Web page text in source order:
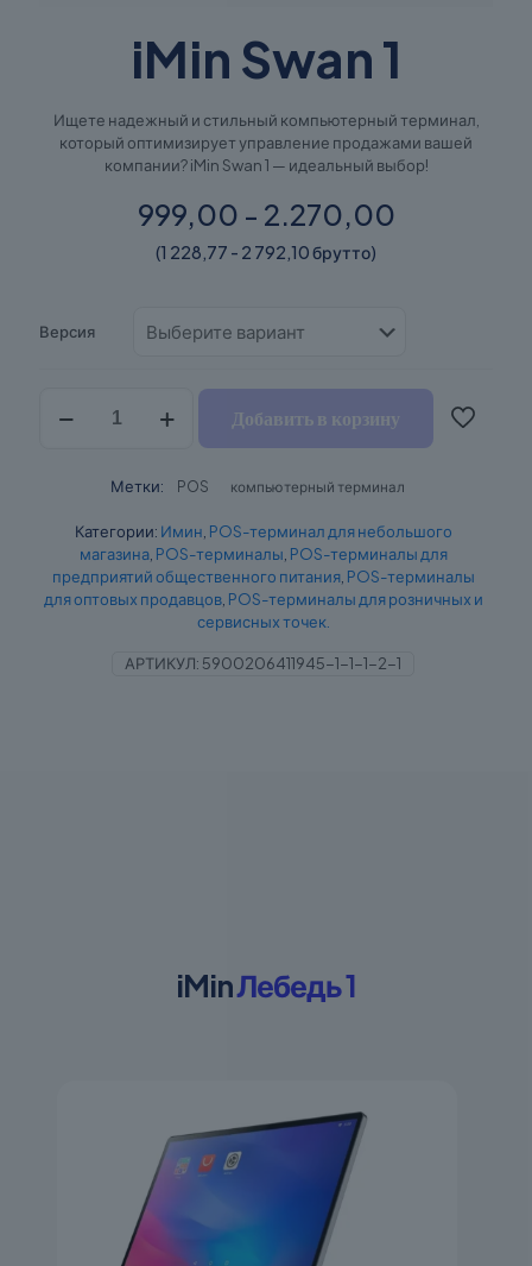
iMin Swan 1
Ищете надежный и стильный компьютерный терминал,
который оптимизирует управление продажами вашей
компании? iMin Swan 1 — идеальный выбор!
999,00 - 2.270,00
(1 228,77 - 2 792,10 брутто)
Версия
iMin
Добавить в корзину
Метки: POS компьютерный терминал
Категории: Имин, POS-терминал для небольшого
магазина, POS-терминалы, POS-терминалы для
предприятий общественного питания, POS-терминалы
для оптовых продавцов, POS-терминалы для розничных и
сервисных точек.
АРТИКУЛ: 5900206411945-1-1-1-2-1
iMinЛебедь 1